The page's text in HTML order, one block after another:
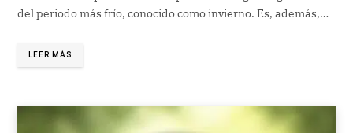
del periodo más frío, conocido como invierno. Es, además,…
LEER MÁS